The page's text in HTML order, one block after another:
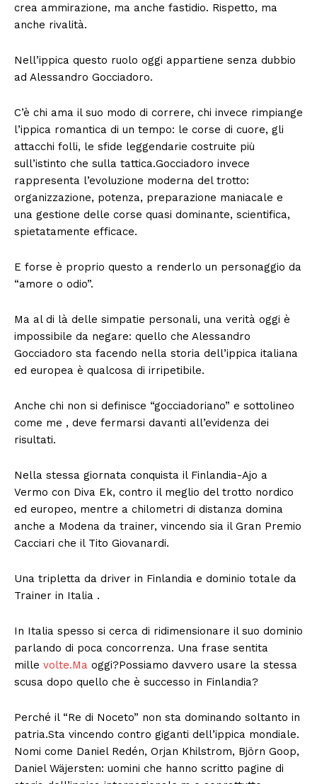
crea ammirazione, ma anche fastidio. Rispetto, ma
anche rivalità.
Nell’ippica questo ruolo oggi appartiene senza dubbio
ad Alessandro Gocciadoro.
C’è chi ama il suo modo di correre, chi invece rimpiange
l’ippica romantica di un tempo: le corse di cuore, gli
attacchi folli, le sfide leggendarie costruite più
sull’istinto che sulla tattica.Gocciadoro invece
rappresenta l’evoluzione moderna del trotto:
organizzazione, potenza, preparazione maniacale e
una gestione delle corse quasi dominante, scientifica,
spietatamente efficace.
E forse è proprio questo a renderlo un personaggio da
“amore o odio”.
Ma al di là delle simpatie personali, una verità oggi è
impossibile da negare: quello che Alessandro
Gocciadoro sta facendo nella storia dell’ippica italiana
ed europea è qualcosa di irripetibile.
Anche chi non si definisce “gocciadoriano” e sottolineo
come me , deve fermarsi davanti all’evidenza dei
risultati.
Nella stessa giornata conquista il Finlandia-Ajo a
Vermo con Diva Ek, contro il meglio del trotto nordico
ed europeo, mentre a chilometri di distanza domina
anche a Modena da trainer, vincendo sia il Gran Premio
Cacciari che il Tito Giovanardi.
Una tripletta da driver in Finlandia e dominio totale da
Trainer in Italia .
In Italia spesso si cerca di ridimensionare il suo dominio
parlando di poca concorrenza. Una frase sentita
mille volte.Ma oggi?Possiamo davvero usare la stessa
scusa dopo quello che è successo in Finlandia?
Perché il “Re di Noceto” non sta dominando soltanto in
patria.Sta vincendo contro giganti dell’ippica mondiale.
Nomi come Daniel Redén, Orjan Khilstrom, Björn Goop,
Daniel Wäjersten: uomini che hanno scritto pagine di